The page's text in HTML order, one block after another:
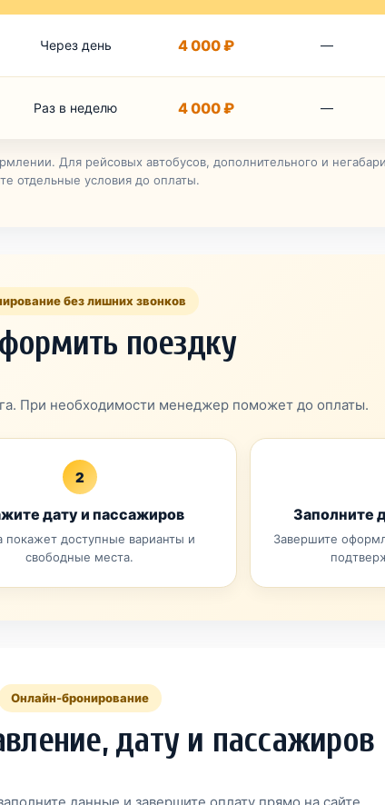
Через день 4 000 ₽ —
Раз в неделю 4 000 ₽ —
Для рейсовых автобусов, дополнительного и
отдельные условия до оплаты.
без лишних звонков
поездку
При необходимости менеджер поможет до оплаты.
2
дату и пассажиров
покажет доступные варианты и
свободные места.
Заполните
Завершите
Онлайн-бронирование
дату и пассажиров